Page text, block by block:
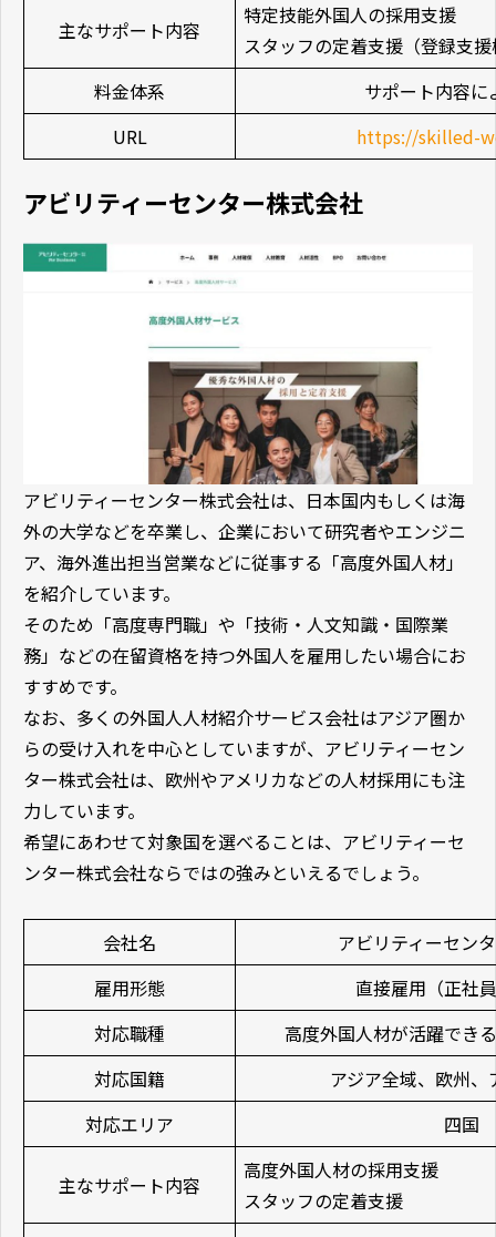
主なサポート内容
特定技能外国人の採用支援
スタッフの定着支援（登録支
料金体系
サポート内容に
URL
https://skilled-
アビリティーセンター株式会社
アビリティーセンター株式会社は、日本国内もしくは海
外の大学などを卒業し、企業において研究者やエンジニ
ア、海外進出担当営業などに従事する「高度外国人材」
を紹介しています。
そのため「高度専門職」や「技術・人文知識・国際業
務」などの在留資格を持つ外国人を雇用したい場合にお
すすめです。
なお、多くの外国人人材紹介サービス会社はアジア圏か
らの受け入れを中心としていますが、アビリティーセン
ター株式会社は、欧州やアメリカなどの人材採用にも注
力しています。
希望にあわせて対象国を選べることは、アビリティーセ
ンター株式会社ならではの強みといえるでしょう。
会社名
アビリティーセン
雇用形態
直接雇用（正社
対応職種
高度外国人材が活躍でき
対応国籍
アジア全域、欧州、
対応エリア
四国
主なサポート内容
高度外国人材の採用支援
スタッフの定着支援